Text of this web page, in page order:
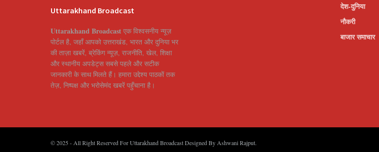
Uttarakhand Broadcast
Uttarakhand Broadcast एक विश्वसनीय न्यूज़
पोर्टल है, जहाँ आपको उत्तराखंड, भारत और दुनिया भर
की ताज़ा खबरें, ब्रेकिंग न्यूज़, राजनीति, खेल, शिक्षा
और स्थानीय अपडेट्स सबसे पहले और सटीक
जानकारी के साथ मिलते हैं। हमारा उद्देश्य पाठकों तक
तेज़, निष्पक्ष और भरोसेमंद खबरें पहुँचाना है।
देश-दुनिया
नौकरी
बाजार समाचार
© 2025 - All Right Reserved For Uttarakhand Broadcast Designed By Ashwani Rajput.